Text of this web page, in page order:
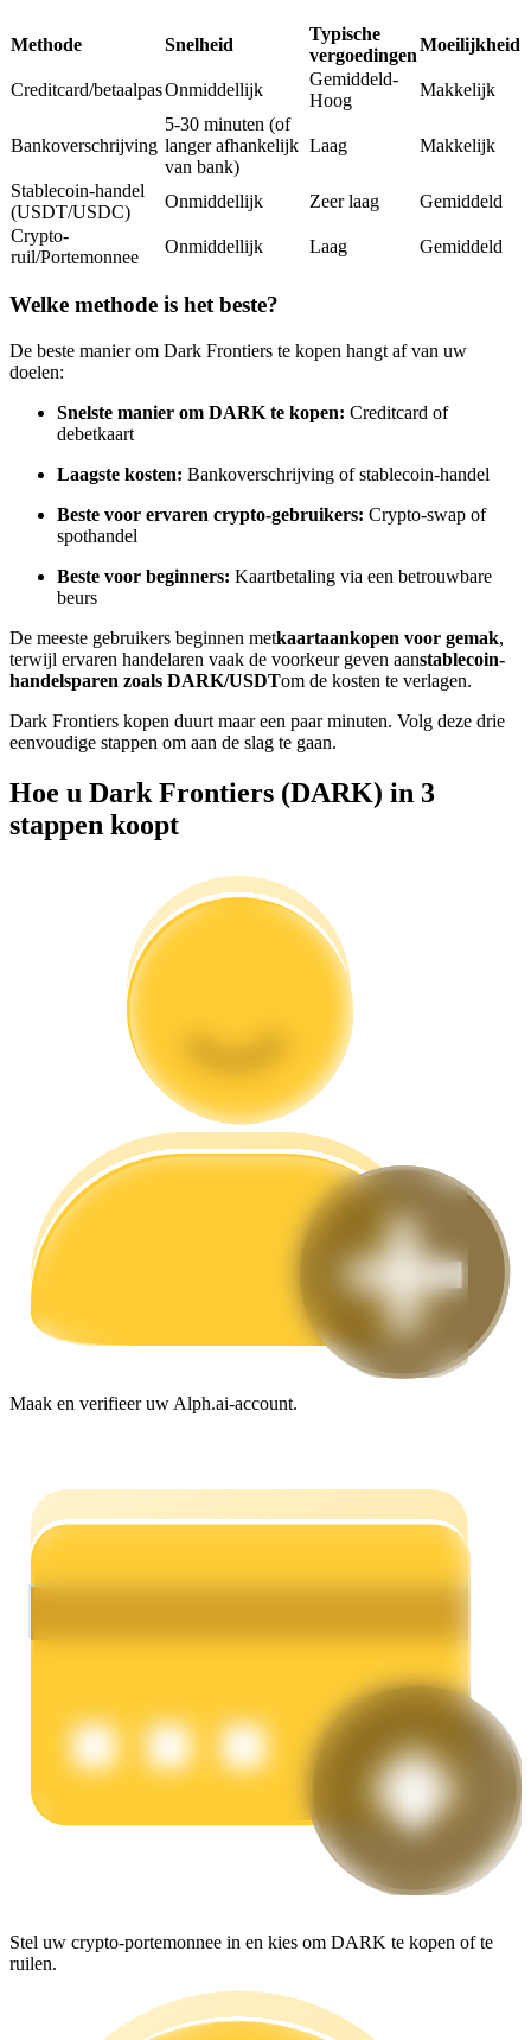
Kopiëren Handel
Sluit je aan bij top traders
Word een Copy Trader
Geniet van winstdeling en copy trading commissies
Informatie
Big data-analyse inclusief handelsinformatie, enz.
Futures-startgids
Leer hoe u winstgevend kunt blijven
Verdienen
Verdien dagelijks competitieve beloningen
Methode Snelheid
Typische
vergoedingen
Moeilijkheid
Creditcard/betaalpasOnmiddellijk
Gemiddeld-
Hoog
Makkelijk
Bankoverschrijving
5-30 minuten (of
langer afhankelijk
van bank)
Laag Makkelijk
Stablecoin-handel
(USDT/USDC)
Onmiddellijk Zeer laag
Gemiddeld
Crypto-
ruil/Portemonnee
Onmiddellijk Laag Gemiddeld
Welke methode is het beste?
De beste manier om Dark Frontiers te kopen hangt af van uw
doelen:
Snelste manier om DARK te kopen: Creditcard of
debetkaart
Laagste kosten: Bankoverschrijving of stablecoin-handel
Beste voor ervaren crypto-gebruikers: Crypto-swap of
spothandel
Beste voor beginners: Kaartbetaling via een betrouwbare
beurs
De meeste gebruikers beginnen metkaartaankopen voor gemak,
terwijl ervaren handelaren vaak de voorkeur geven aanstablecoin-
handelsparen zoals DARK/USDTom de kosten te verlagen.
Dark Frontiers kopen duurt maar een paar minuten. Volg deze drie
eenvoudige stappen om aan de slag te gaan.
Hoe u Dark Frontiers (DARK) in 3
stappen koopt
Maak en verifieer uw Alph.ai-account.
Stel uw crypto-portemonnee in en kies om DARK te kopen of te
ruilen.